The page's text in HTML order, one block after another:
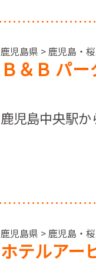
鹿児島県 > 鹿児島・
Ｂ＆Ｂ パ
鹿児島中央駅か
鹿児島県 > 鹿児島・
ホテルアー